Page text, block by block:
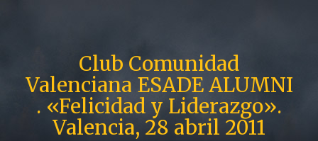
Club Comunidad
Valenciana ESADE ALUMNI
. «Felicidad y Liderazgo».
Valencia, 28 abril 2011